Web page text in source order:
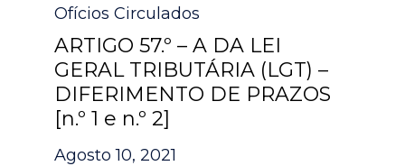
Ofícios Circulados
ARTIGO 57.º – A DA LEI
GERAL TRIBUTÁRIA (LGT) –
DIFERIMENTO DE PRAZOS
[n.º 1 e n.º 2]
Agosto 10, 2021